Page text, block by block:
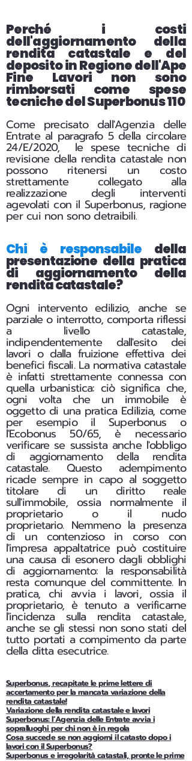
Perché i costi
dell'aggiornamento della
rendita catastale e del
deposito in Regione dell'Ape
Fine Lavori non sono
rimborsati come spese
tecniche del Superbonus 110
Come precisato dall'Agenzia delle
Entrate al paragrafo 5 della circolare
24/E/2020, le spese tecniche di
revisione della rendita catastale non
possono ritenersi un costo
strettamente collegato alla
realizzazione degli interventi
agevolati con il Superbonus, ragione
per cui non sono detraibili.
Chi è responsabiledella
presentazione della pratica
di aggiornamento della
rendita catastale?
Ogni intervento edilizio, anche se
parziale o interrotto, comporta riflessi
a livello catastale,
indipendentemente dall'esito dei
lavori o dalla fruizione effettiva dei
benefici fiscali. La normativa catastale
è infatti strettamente connessa con
quella urbanistica: ciò significa che,
ogni volta che un immobile è
oggetto di una pratica Edilizia, come
per esempio il Superbonus o
l'Ecobonus 50/65, è necessario
verificare se sussista anche l'obbligo
di aggiornamento della rendita
catastale. Questo adempimento
ricade sempre in capo al soggetto
titolare di un diritto reale
sull'immobile, ossia normalmente il
proprietario o il nudo
proprietario. Nemmeno la presenza
di un contenzioso in corso con
l'impresa appaltatrice può costituire
una causa di esonero dagli obblighi
di aggiornamento: la responsabilità
resta comunque del committente. In
pratica, chi avvia i lavori, ossia il
proprietario, è tenuto a verificarne
l'incidenza sulla rendita catastale,
anche se gli stessi non sono stati del
tutto portati a compimento da parte
della ditta esecutrice.
Superbonus, recapitate le prime lettere di
accertamento per la mancata variazione della
rendita catastale!
Variazione della rendita catastale e lavori
Superbonus: l’Agenzia delle Entrate avvia i
sopralluoghi per chi non è in regola
Cosa succede se non aggiorni il catasto dopo i
lavori con il Superbonus?
Superbonus e irregolarità catastali, pronte le prime